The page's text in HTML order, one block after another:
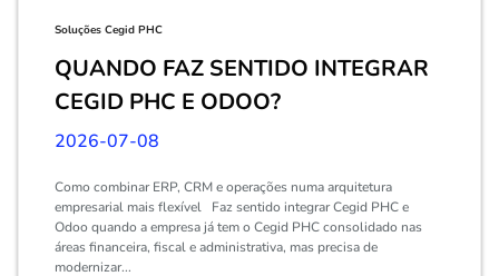
Soluções Cegid PHC
QUANDO FAZ SENTIDO INTEGRAR
CEGID PHC E ODOO?
2026-07-08
Como combinar ERP, CRM e operações numa arquitetura
empresarial mais flexível Faz sentido integrar Cegid PHC e
Odoo quando a empresa já tem o Cegid PHC consolidado nas
áreas financeira, fiscal e administrativa, mas precisa de
modernizar...